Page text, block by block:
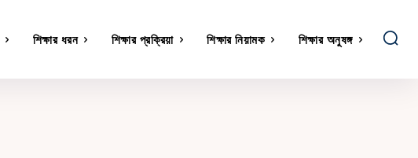
শিক্ষার ধরন শিক্ষার প্রক্রিয়া শিক্ষার নিয়ামক শিক্ষার অনুষঙ্গ